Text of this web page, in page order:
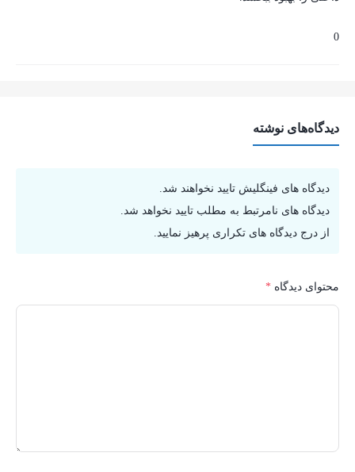
0
دیدگاه‌های نوشته
دیدگاه های فینگلیش تایید نخواهند شد.
دیدگاه های نامرتبط به مطلب تایید نخواهد شد.
از درج دیدگاه های تکراری پرهیز نمایید.
محتوای دیدگاه *